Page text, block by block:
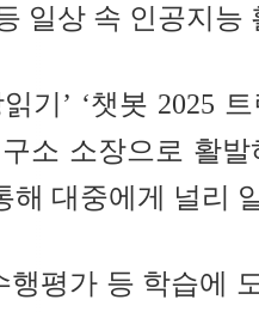
일상 속 인공지
기’ ‘챗봇 2025
소 소장으로 활
해 대중에게 널리
평가 등 학습에